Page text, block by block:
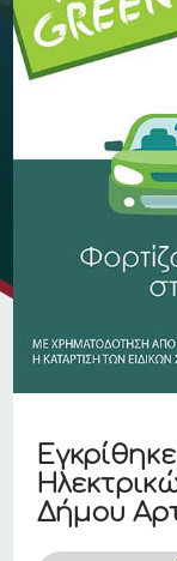
Δήμου